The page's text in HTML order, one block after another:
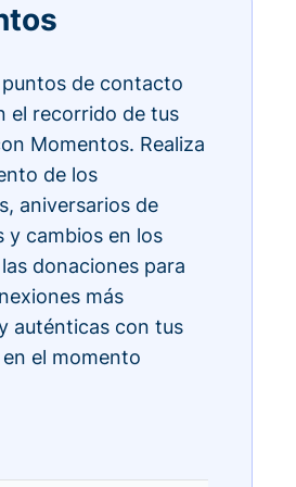
puntos de contacto
el recorrido de tus
Momentos. Realiza
de los
aniversarios de
y cambios en los
donaciones para
más
auténticas con tus
el momento